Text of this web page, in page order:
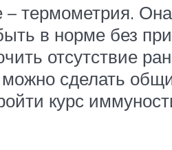
– термометрия.
в норме без
отсутствие
сделать
курс